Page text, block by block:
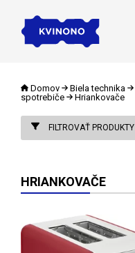
Domov Biela technika
spotrebiče
Hriankovače
FILTROVAŤ PRODUKTY
HRIANKOVAČE